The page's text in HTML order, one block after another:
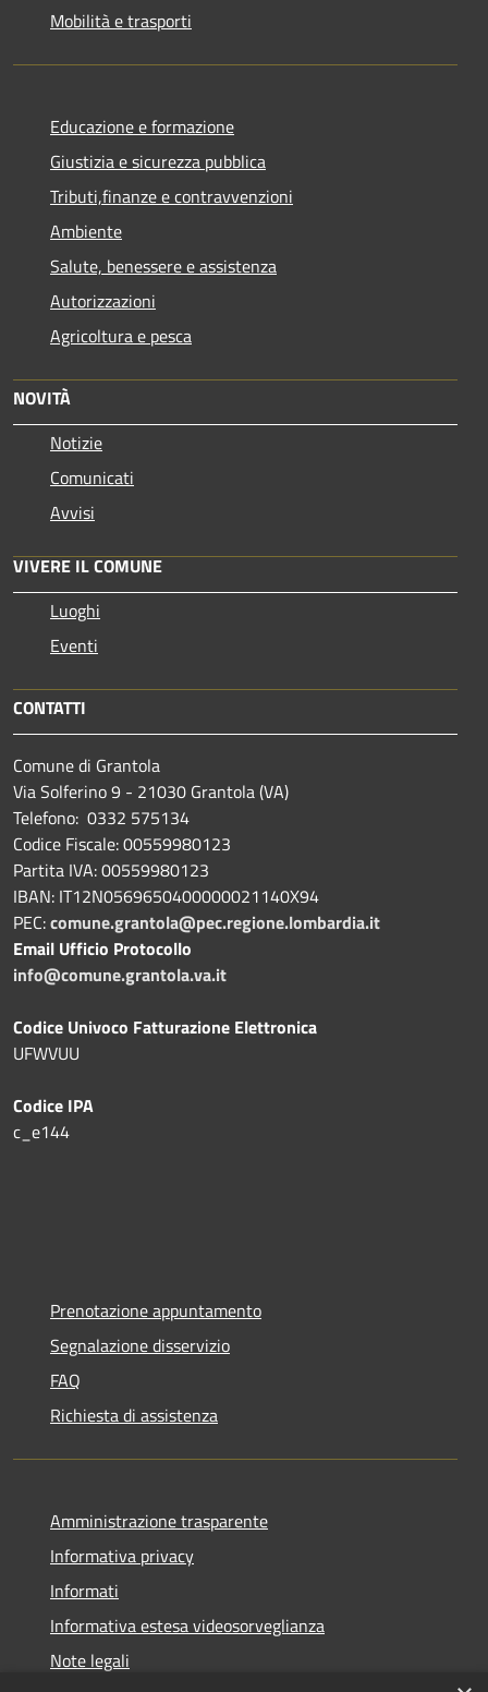
Mobilità e trasporti
Educazione e formazione
Giustizia e sicurezza pubblica
Tributi,finanze e contravvenzioni
Ambiente
Salute, benessere e assistenza
Autorizzazioni
Agricoltura e pesca
NOVITÀ
Notizie
Comunicati
Avvisi
VIVERE IL COMUNE
Luoghi
Eventi
CONTATTI
Comune di Grantola
Via Solferino 9 - 21030 Grantola (VA)
Telefono: 0332 575134
Codice Fiscale: 00559980123
Partita IVA: 00559980123
IBAN: IT12N0569650400000021140X94
PEC:comune.grantola@pec.regione.lombardia.it
Email Ufficio Protocollo
info@comune.grantola.va.it
Codice Univoco Fatturazione Elettronica
UFWVUU
Codice IPA
c_e144
Prenotazione appuntamento
Segnalazione disservizio
FAQ
Richiesta di assistenza
Amministrazione trasparente
Informativa privacy
Informati
Informativa estesa videosorveglianza
Note legali